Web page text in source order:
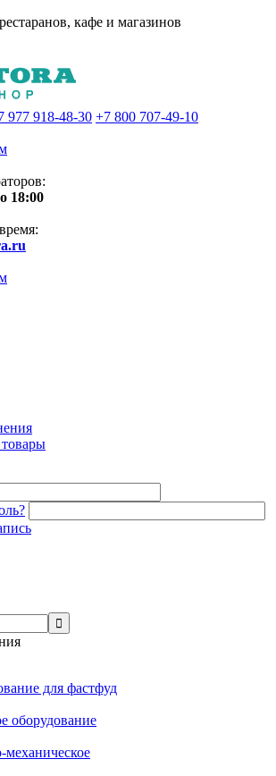
кафе и магазинов
977 918-48-30 +7 800 707-49-10
18:00

для фастфуд
оборудование
механическое